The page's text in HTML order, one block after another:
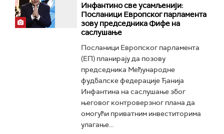
Инфантино све усамљенији:
Посланици Европског парламента
зову председника Фифе на
саслушање
Посланици Европског парламента
(ЕП) планирају да позову
председника Међународне
фудбалске федерације Ђанија
Инфантина на саслушање због
његовог контроверзног плана да
омогући приватним инвеститорима
улагање...